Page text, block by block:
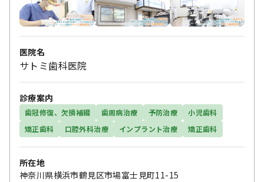
医院名
サトミ歯科医院
診療案内
歯冠修復、欠損補綴 歯周病治療 予防治療
小児歯科
矯正歯科
口腔外科治療 インプラント治療 矯正歯科
所在地
神奈川県横浜市鶴見区市場富士見町11-15